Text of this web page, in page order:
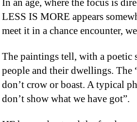
In an age, where the focus is
LESS IS MORE appears
meet it in a chance encounter,
The paintings tell, with a poetic
people and their dwellings. The
don’t crow or boast. A typical
don’t show what we have got”.